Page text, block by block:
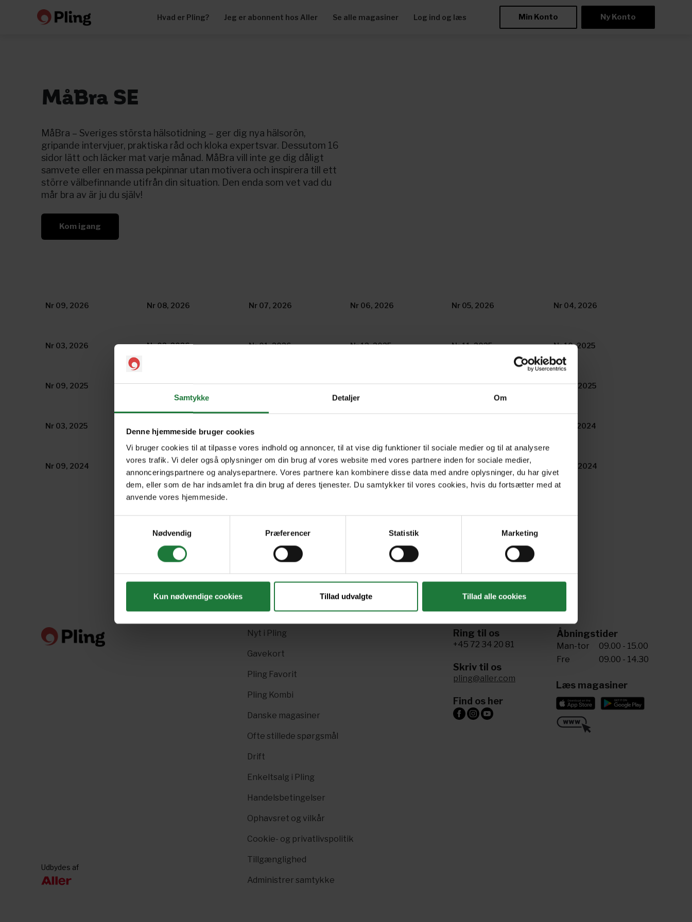
Samtykke Detaljer Om
Denne hjemmeside bruger cookies
Vi bruger cookies til at tilpasse vores indhold og annoncer, til at vise dig funktioner til sociale medier og til at analysere
vores trafik. Vi deler også oplysninger om din brug af vores website med vores partnere inden for sociale medier,
annonceringspartnere og analysepartnere. Vores partnere kan kombinere disse data med andre oplysninger, du har givet
dem, eller som de har indsamlet fra din brug af deres tjenester. Du samtykker til vores cookies, hvis du fortsætter med at
anvende vores hjemmeside.
Nødvendig
Præferencer Statistik Marketing
Kun nødvendige cookies Tillad udvalgte Tillad alle cookies
Hvad er Pling? Jeg er abonnent hos Aller Se alle magasiner Log ind og læs Min Konto Ny Konto
MåBra SE
MåBra – Sveriges största hälsotidning – ger dig nya hälsorön,
gripande intervjuer, praktiska råd och kloka expertsvar. Dessutom 16
sidor lätt och läcker mat varje månad. MåBra vill inte ge dig dåligt
samvete eller en massa pekpinnar utan motivera och inspirera till ett
större välbefinnande utifrån din situation. Den enda som vet vad du
mår bra av är ju du själv!
Kom igang
Nr 09, 2026 Nr 08, 2026 Nr 07, 2026 Nr 06, 2026 Nr 05, 2026 Nr 04, 2026
Nr 03, 2026 Nr 02, 2026 Nr 01, 2026 Nr 12, 2025 Nr 11, 2025 Nr 10, 2025
Nr 09, 2025 Nr 08, 2025 Nr 07, 2025 Nr 06, 2025 Nr 05, 2025 Nr 04, 2025
Nr 03, 2025 Nr 10, 2024
Nr 09, 2024 Nr 08, 2024 Nr 07, 2024 Nr 06, 2024 Nr 05, 2024 Nr 04, 2024
Forrige Næste
Nyt i Pling
Gavekort
Pling Favorit
Pling Kombi
Danske magasiner
Ofte stillede spørgsmål
Drift
Enkeltsalg i Pling
Handelsbetingelser
Ophavsret og vilkår
Cookie- og privatlivspolitik
Tillgænglighed
Administrer samtykke
Ring til os
+45 72 34 20 81
Skriv til os
pling@aller.com
Find os her
Åbningstider
Man-tor
09.00 - 15.00
Fre
09.00 - 14.30
Læs magasiner
Udbydes af